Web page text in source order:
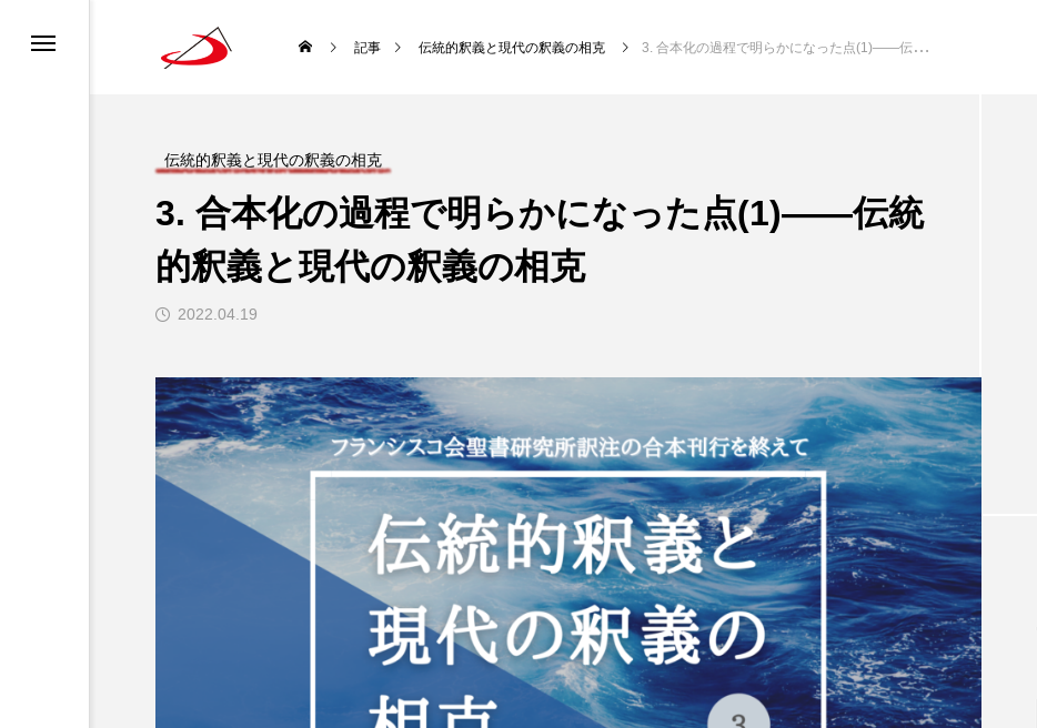
記事 伝統的釈義と現代の釈義の相克 3. 合本化の過程で明らかになった点(1)――伝統的釈義と現代の釈義の相克
伝統的釈義と現代の釈義の相克
3. 合本化の過程で明らかになった点(1)――伝統
的釈義と現代の釈義の相克
2022.04.19